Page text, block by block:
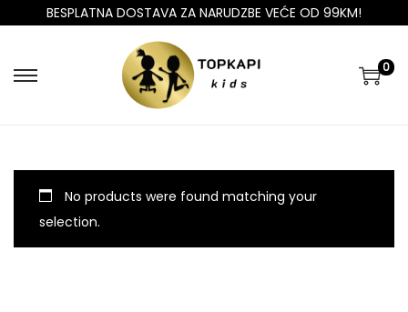
BESPLATNA DOSTAVA ZA NARUDZBE VEĆE OD 99KM!
0
No products were found matching your
selection.